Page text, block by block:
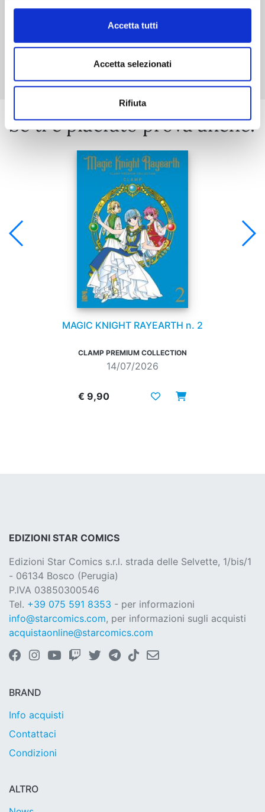
Accetta tutti
Accetta selezionati
Rifiuta
Mostra tutto
Se ti è piaciuto prova anche:
MAGIC KNIGHT RAYEARTH n. 2
CLAMP PREMIUM COLLECTION
14/07/2026
€ 9,90
EDIZIONI STAR COMICS
Edizioni Star Comics s.r.l. strada delle Selvette, 1/bis/1
- 06134 Bosco (Perugia)
P.IVA 03850300546
Tel. +39 075 591 8353 - per informazioni
info@starcomics.com, per informazioni sugli acquisti
acquistaonline@starcomics.com
BRAND
Info acquisti
Contattaci
Condizioni
ALTRO